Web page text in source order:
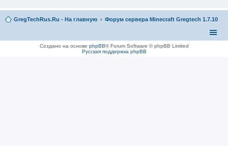
GregTechRus.Ru - На главную Форум сервера Minecraft Gregtech 1.7.10
Создано на основе phpBB® Forum Software © phpBB Limited
Русская поддержка phpBB